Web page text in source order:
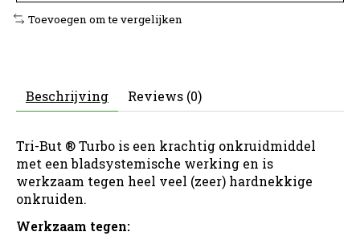
Toevoegen om te vergelijken
Beschrijving Reviews (0)
Tri-But ® Turbo is een krachtig onkruidmiddel
met een bladsystemische werking en is
werkzaam tegen heel veel (zeer) hardnekkige
onkruiden.
Werkzaam tegen: